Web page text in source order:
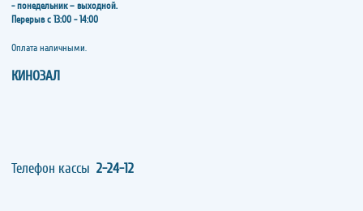
- понедельник – выходной.
Перерыв с 13:00 - 14:00
​​​​​​​Оплата наличными.
КИНОЗАЛ
Телефон кассы 2-24-12